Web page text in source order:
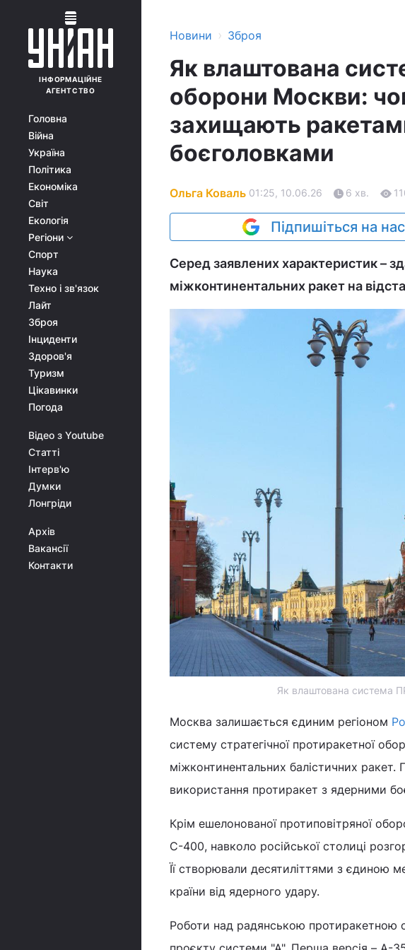
ІНФОРМАЦІЙНЕ
АГЕНТСТВО
Головна
Війна
Україна
Політика
Економіка
Світ
Екологія
Регіони
Спорт
Наука
Техно і зв'язок
Лайт
Зброя
Інциденти
Здоров'я
Туризм
Цікавинки
Погода
Відео з Youtube
Статті
Інтерв'ю
Думки
Лонгріди
Архів
Вакансії
Контакти
Новини › Зброя
Як влаштована
оборони Москви:
захищають
боєголовками
Ольга Коваль 01:25, 10.06.26 6 хв.
Підпишіться на
Серед заявлених характеристик –
міжконтинентальних ракет на
Як влаштована система
Москва залишається єдиним регіоном
систему стратегічної протиракетної
міжконтинентальних балістичних
використання протиракет з ядерними
Крім ешелонованої протиповітряної
С-400, навколо російської столиці
Її створювали десятиліттями з єдиною
країни від ядерного удару.
Роботи над радянською